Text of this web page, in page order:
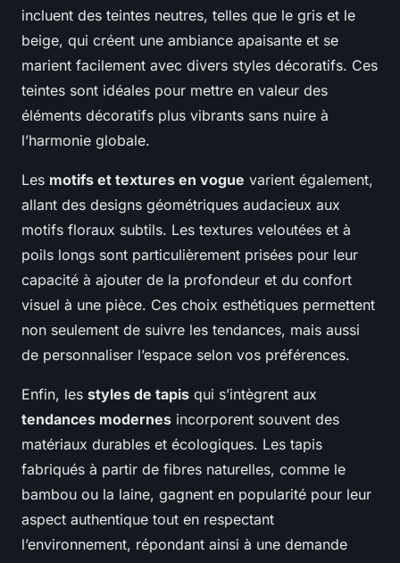
incluent des teintes neutres, telles que le gris et le
beige, qui créent une ambiance apaisante et se
marient facilement avec divers styles décoratifs. Ces
teintes sont idéales pour mettre en valeur des
éléments décoratifs plus vibrants sans nuire à
l’harmonie globale.
Les motifs et textures en vogue varient également,
allant des designs géométriques audacieux aux
motifs floraux subtils. Les textures veloutées et à
poils longs sont particulièrement prisées pour leur
capacité à ajouter de la profondeur et du confort
visuel à une pièce. Ces choix esthétiques permettent
non seulement de suivre les tendances, mais aussi
de personnaliser l’espace selon vos préférences.
Enfin, les styles de tapis qui s’intègrent aux
tendances modernes incorporent souvent des
matériaux durables et écologiques. Les tapis
fabriqués à partir de fibres naturelles, comme le
bambou ou la laine, gagnent en popularité pour leur
aspect authentique tout en respectant
l’environnement, répondant ainsi à une demande